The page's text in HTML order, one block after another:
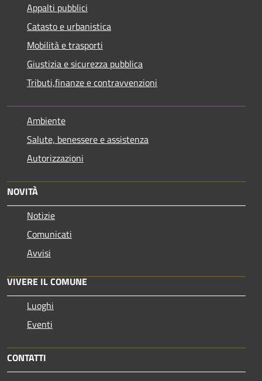
Appalti pubblici
Catasto e urbanistica
Mobilità e trasporti
Giustizia e sicurezza pubblica
Tributi,finanze e contravvenzioni
Ambiente
Salute, benessere e assistenza
Autorizzazioni
NOVITÀ
Notizie
Comunicati
Avvisi
VIVERE IL COMUNE
Luoghi
Eventi
CONTATTI